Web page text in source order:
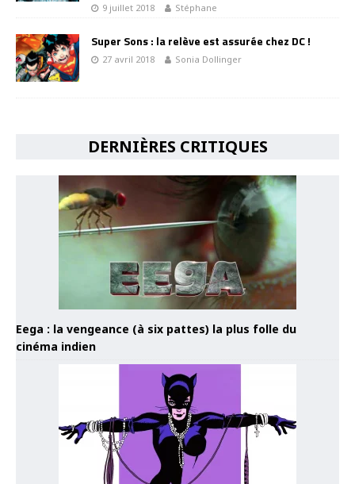
9 juillet 2018 Stéphane
Super Sons : la relève est assurée chez DC !
27 avril 2018 Sonia Dollinger
DERNIÈRES CRITIQUES
Eega : la vengeance (à six pattes) la plus folle du
cinéma indien